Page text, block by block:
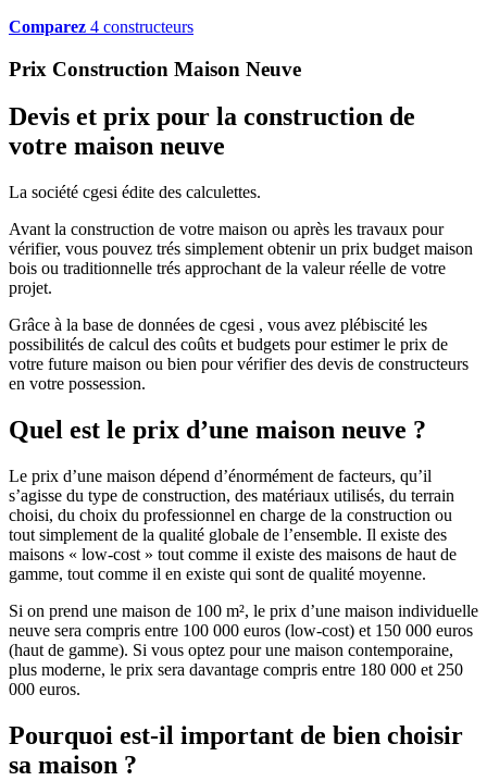
Comparez 4 constructeurs
Prix Construction Maison Neuve
Devis et prix pour la construction de
votre maison neuve
La société cgesi édite des calculettes.
Avant la construction de votre maison ou après les travaux pour
vérifier, vous pouvez trés simplement obtenir un prix budget maison
bois ou traditionnelle trés approchant de la valeur réelle de votre
projet.
Grâce à la base de données de cgesi , vous avez plébiscité les
possibilités de calcul des coûts et budgets pour estimer le prix de
votre future maison ou bien pour vérifier des devis de constructeurs
en votre possession.
Quel est le prix d’une maison neuve ?
Le prix d’une maison dépend d’énormément de facteurs, qu’il
s’agisse du type de construction, des matériaux utilisés, du terrain
choisi, du choix du professionnel en charge de la construction ou
tout simplement de la qualité globale de l’ensemble. Il existe des
maisons « low-cost » tout comme il existe des maisons de haut de
gamme, tout comme il en existe qui sont de qualité moyenne.
Si on prend une maison de 100 m², le prix d’une maison individuelle
neuve sera compris entre 100 000 euros (low-cost) et 150 000 euros
(haut de gamme). Si vous optez pour une maison contemporaine,
plus moderne, le prix sera davantage compris entre 180 000 et 250
000 euros.
Pourquoi est-il important de bien choisir
sa maison ?